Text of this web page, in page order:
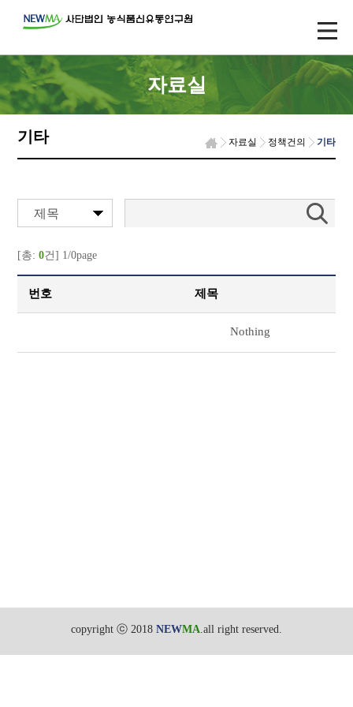
자료실
기타 자료실 정책건의 기타
제목
[총:0건] 1/0page
번호 제목
Nothing
copyright ⓒ 2018 NEWMA.all right reserved.